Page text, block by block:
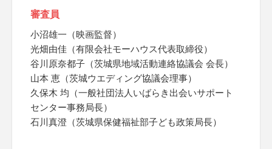
審査員
小沼雄一（映画監督）
光畑由佳（有限会社モーハウス代表取締役）
谷川原奈都子（茨城県地域活動連絡協議会 会長）
山本 恵（茨城ウエディング協議会理事）
久保木 均（一般社団法人いばらき出会いサポート
センター事務局長）
石川真澄（茨城県保健福祉部子ども政策局長）